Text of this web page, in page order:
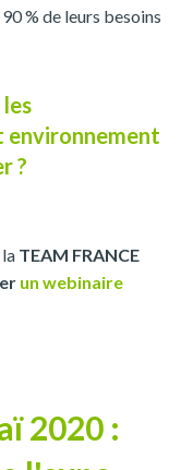
% de leurs besoins
environnement
?
TEAM FRANCE
un webinaire
2020 :